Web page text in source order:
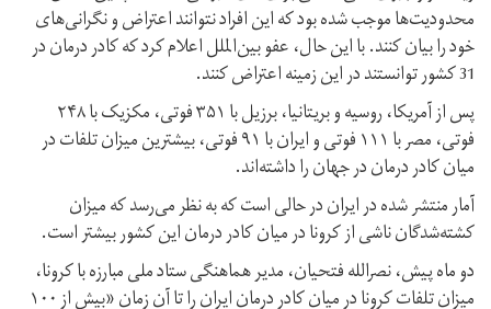
محدودیت‌ها موجب شده بود که این افراد نتوانند اعتراض و نگرانی‌های
خود را بیان کنند. با این حال، عفو بین‌الملل اعلام کرد که کادر درمان در
31 کشور توانستند در این زمینه اعتراض کنند.
پس از آمریکا، روسیه و بریتانیا، برزیل با ۳۵۱ فوتی، مکزیک با ۲۴۸
فوتی، مصر با ۱۱۱ فوتی و ایران با ۹۱ فوتی، بیشترین میزان تلفات در
میان کادر درمان در جهان را داشته‌اند.
آمار منتشر شده در ایران در حالی است که به نظر می‌رسد که میزان
کشته‌شدگان ناشی از کرونا در میان کادر درمان این کشور بیشتر است.
دو ماه پیش، نصرالله فتحیان، مدیر هماهنگی ستاد ملی مبارزه با کرونا،